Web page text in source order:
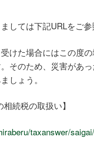
しては下記URLをご参
けた場合にはこの度
そのため、災害があ
しょう。
続税の取扱い】
taxanswer/